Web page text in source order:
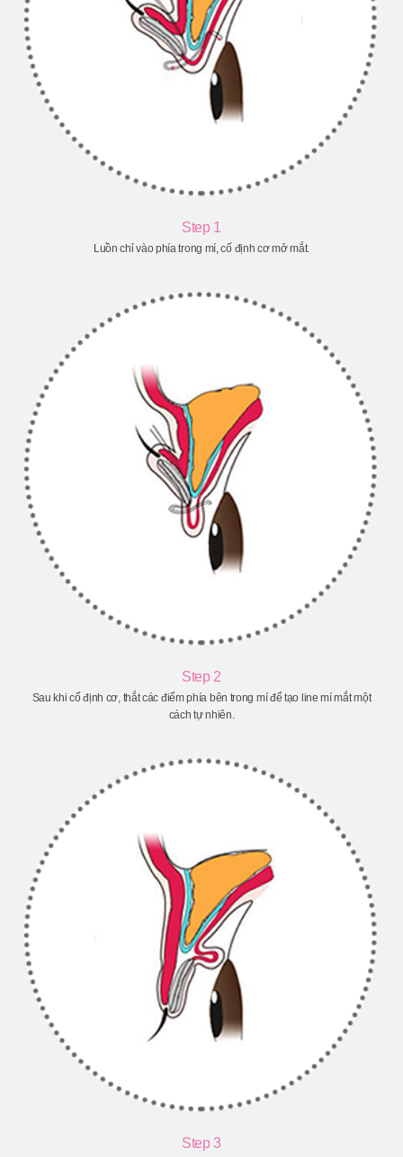
Step 1
Luồn chỉ vào phía trong mí, cố định cơ mở mắt.
Step 2
Sau khi cố định cơ, thắt các điểm phía bên trong mí để tạo line mí mắt một
cách tự nhiên.
Step 3